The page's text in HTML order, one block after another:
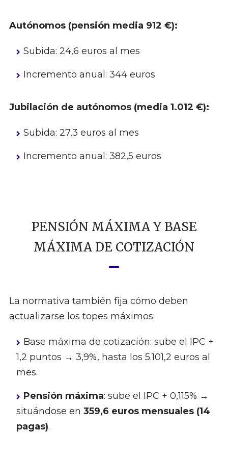
Autónomos (pensión media 912 €):
Subida: 24,6 euros al mes
Incremento anual: 344 euros
Jubilación de autónomos (media 1.012 €):
Subida: 27,3 euros al mes
Incremento anual: 382,5 euros
PENSIÓN MÁXIMA Y BASE
MÁXIMA DE COTIZACIÓN
La normativa también fija cómo deben
actualizarse los topes máximos:
Base máxima de cotización: sube el IPC +
1,2 puntos → 3,9%, hasta los 5.101,2 euros al
mes.
Pensión máxima: sube el IPC + 0,115% →
situándose en 359,6 euros mensuales (14
pagas).